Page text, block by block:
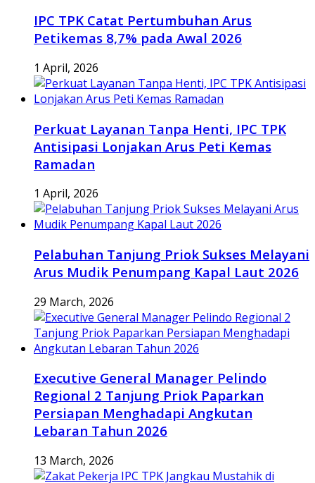
IPC TPK Catat Pertumbuhan Arus
Petikemas 8,7% pada Awal 2026
1 April, 2026
Perkuat Layanan Tanpa Henti, IPC TPK
Antisipasi Lonjakan Arus Peti Kemas
Ramadan
1 April, 2026
Pelabuhan Tanjung Priok Sukses Melayani
Arus Mudik Penumpang Kapal Laut 2026
29 March, 2026
Executive General Manager Pelindo
Regional 2 Tanjung Priok Paparkan
Persiapan Menghadapi Angkutan
Lebaran Tahun 2026
13 March, 2026